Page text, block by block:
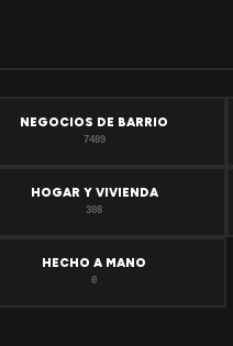
NEGOCIOS DE BARRIO
7409
HOGAR Y VIVIENDA
308
HECHO A MANO
0